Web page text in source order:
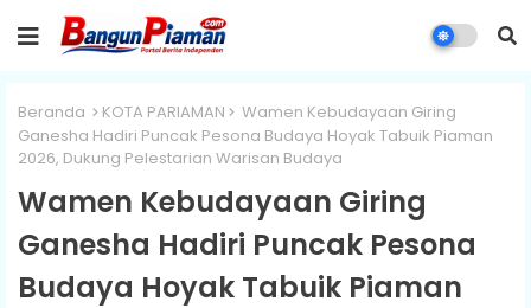
Beranda KOTA PARIAMAN
Wamen Kebudayaan Giring
Ganesha Hadiri Puncak Pesona Budaya Hoyak Tabuik Piaman
2026, Dukung Pelestarian Warisan Budaya
Wamen Kebudayaan Giring
Ganesha Hadiri Puncak Pesona
Budaya Hoyak Tabuik Piaman